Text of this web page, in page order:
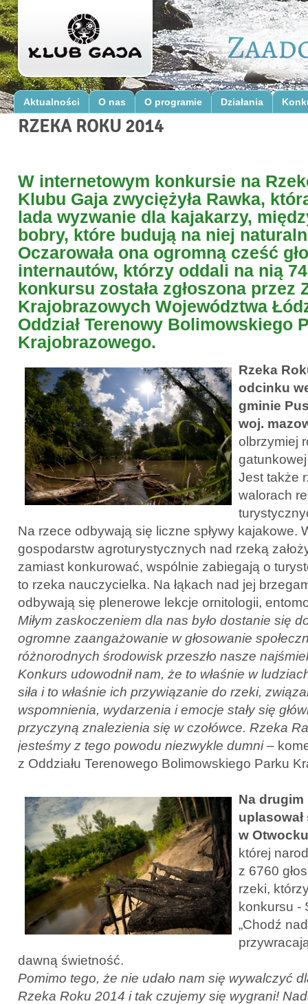
Aktualności O nas O programie Działania
RZEKA ROKU 2014
W internetowym konkursie na
Klubu Gaja zwyciężyła Rawka,
lada wyzwanie dla kajakarzy,
bobry, które budują na niej
Oczarowała ona ogromną cześć
internautów, którzy oddali na nią
konkursu została zgłoszona przez
Krajobrazowych Województwa
Oddział Terenowy Bolimowskiego
Krajobrazowego.
Rzeka
odcinku
gminie
woj.
olbrzymiej
Jest także
walorach
Na rzece odbywają się liczne spływy kajakowe.
gospodarstw agroturystycznych nad rzeką
zamiast konkurować, wspólnie zabiegają o
to rzeka nauczycielka. Na łąkach nad jej
odbywają się plenerowe lekcje ornitologii,
Miłym zaskoczeniem dla nas było dostanie się
ogromne zaangażowanie w głosowanie
różnorodnych środowisk przeszło nasze
Konkurs udowodnił nam, że to właśnie w
siła i to właśnie ich przywiązanie do rzeki,
wspomnienia, wydarzenia i emocje stały się
przyczyną znalezienia się w czołówce. Rzeka
jesteśmy z tego powodu niezwykle dumni–
z Oddziału Terenowego Bolimowskiego Parku
Na
w
której
z 6760
rzeki,
konkursu -
„Chodź
dawną świetność.
Pomimo tego, że nie udało nam się wywalczyć
Rzeka Roku 2014 i tak czujemy się wygrani!